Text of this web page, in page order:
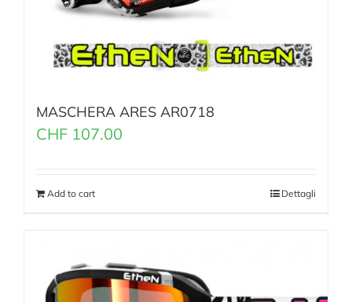
MASCHERA ARES AR0718
CHF 107.00
Add to cart Dettagli